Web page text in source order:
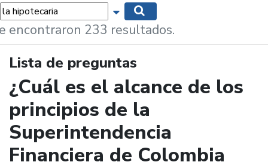
Mostrar opciones de búsqueda
encontraron 233 resultados.
Lista de preguntas
¿Cuál es el alcance de los
principios de la
Superintendencia
Financiera de Colombia